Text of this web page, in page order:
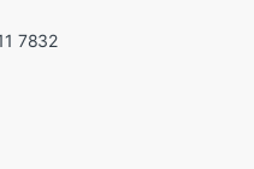
7832